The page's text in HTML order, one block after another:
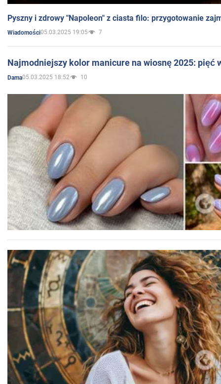
Pyszny i zdrowy "Napoleon" z ciasta filo: przygotowanie
Wiadomości05.03.2025 19:05 7
Najmodniejszy kolor manicure na wiosnę 2025: pięć
Dama05.03.2025 18:52 10